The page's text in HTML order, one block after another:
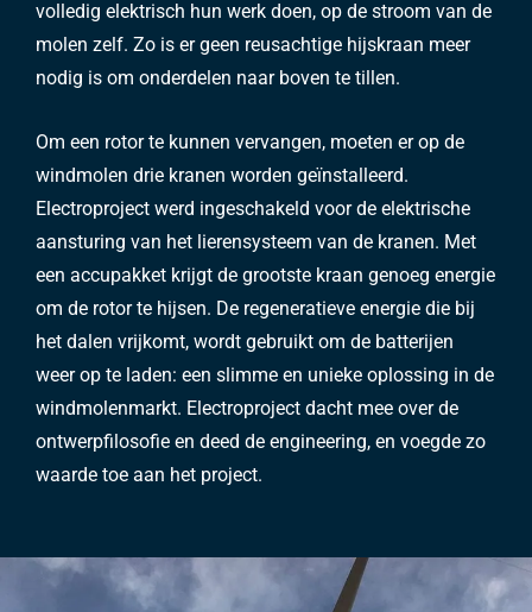
volledig elektrisch hun werk doen, op de stroom van de
molen zelf. Zo is er geen reusachtige hijskraan meer
nodig is om onderdelen naar boven te tillen.
Om een rotor te kunnen vervangen, moeten er op de
windmolen drie kranen worden geïnstalleerd.
Electroproject werd ingeschakeld voor de elektrische
aansturing van het lierensysteem van de kranen. Met
een accupakket krijgt de grootste kraan genoeg energie
om de rotor te hijsen. De regeneratieve energie die bij
het dalen vrijkomt, wordt gebruikt om de batterijen
weer op te laden: een slimme en unieke oplossing in de
windmolenmarkt. Electroproject dacht mee over de
ontwerpfilosofie en deed de engineering, en voegde zo
waarde toe aan het project.